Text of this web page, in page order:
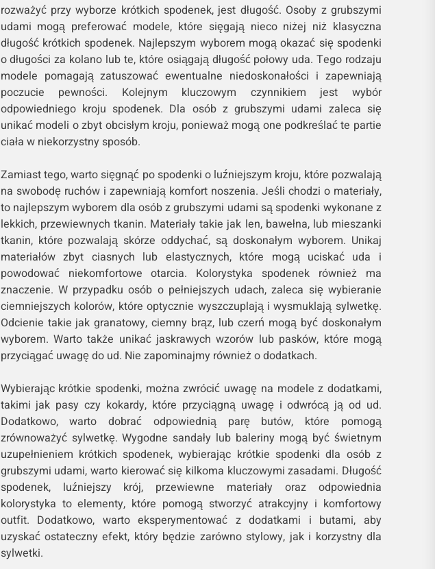
rozważyć przy wyborze krótkich spodenek, jest długość. Osoby z grubszymi
udami mogą preferować modele, które sięgają nieco niżej niż klasyczna
długość krótkich spodenek. Najlepszym wyborem mogą okazać się spodenki
o długości za kolano lub te, które osiągają długość połowy uda. Tego rodzaju
modele pomagają zatuszować ewentualne niedoskonałości i zapewniają
poczucie pewności. Kolejnym kluczowym czynnikiem jest wybór
odpowiedniego kroju spodenek. Dla osób z grubszymi udami zaleca się
unikać modeli o zbyt obcisłym kroju, ponieważ mogą one podkreślać te partie
ciała w niekorzystny sposób.
Zamiast tego, warto sięgnąć po spodenki o luźniejszym kroju, które pozwalają
na swobodę ruchów i zapewniają komfort noszenia. Jeśli chodzi o materiały,
to najlepszym wyborem dla osób z grubszymi udami są spodenki wykonane z
lekkich, przewiewnych tkanin. Materiały takie jak len, bawełna, lub mieszanki
tkanin, które pozwalają skórze oddychać, są doskonałym wyborem. Unikaj
materiałów zbyt ciasnych lub elastycznych, które mogą uciskać uda i
powodować niekomfortowe otarcia. Kolorystyka spodenek również ma
znaczenie. W przypadku osób o pełniejszych udach, zaleca się wybieranie
ciemniejszych kolorów, które optycznie wyszczuplają i wysmuklają sylwetkę.
Odcienie takie jak granatowy, ciemny brąz, lub czerń mogą być doskonałym
wyborem. Warto także unikać jaskrawych wzorów lub pasków, które mogą
przyciągać uwagę do ud. Nie zapominajmy również o dodatkach.
Wybierając krótkie spodenki, można zwrócić uwagę na modele z dodatkami,
takimi jak pasy czy kokardy, które przyciągną uwagę i odwrócą ją od ud.
Dodatkowo, warto dobrać odpowiednią parę butów, które pomogą
zrównoważyć sylwetkę. Wygodne sandały lub baleriny mogą być świetnym
uzupełnieniem krótkich spodenek, wybierając krótkie spodenki dla osób z
grubszymi udami, warto kierować się kilkoma kluczowymi zasadami. Długość
spodenek, luźniejszy krój, przewiewne materiały oraz odpowiednia
kolorystyka to elementy, które pomogą stworzyć atrakcyjny i komfortowy
outfit. Dodatkowo, warto eksperymentować z dodatkami i butami, aby
uzyskać ostateczny efekt, który będzie zarówno stylowy, jak i korzystny dla
sylwetki.